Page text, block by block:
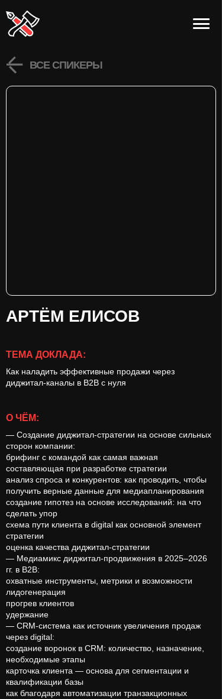
ВСЕ СПИКЕРЫ
АРТЁМ ЕЛИСОВ
ТЕМА ДОКЛАДА:
Как наладить эффективные продажи через
диджитал-каналы в B2B с нуля
О ЧЁМ:
— Создание диджитал-стратегии на основе сильных
сторон компании:
брифинг с командой как самая важная
составляющая при разработке стратегии
анализ спроса и конкурентов: как проводить, чтобы
получить верные данные для медиапланирования
создание гипотез на основе исследований: на что
сделать упор
схема пути клиента в digital как основной элемент
стратегии
оценка качества диджитал-стратегии
— Медиамикс диджитал-продвижения в 2025–2026
гг. в B2B:
охватные инструменты, метрики и возможности
лидогенерация
прогрев клиентов
удержание
— CRM-система как источник увеличения продаж
через digital:
создание воронок в CRM: количество, назначение,
необходимые этапы
карточка клиента — основа для сегментации и
квалификации базы
как благодаря автоматизации транзакционных